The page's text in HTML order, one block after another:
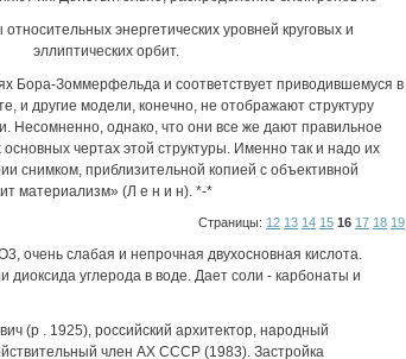
энергетических уровней круговых и
эллиптических ор­бит.
Бора-Зоммерфельда и соответствует приводившемуся в
и другие модели, ко­нечно, не отображают структуру
Несом­ненно, однако, что они все же дают правильное
чертах этой структуры. Именно так и надо их
снимком, приблизительной копией с объективной
материализм» (Л е н и н). *-*
Страницы: 12 13 14 15 16 17 18 19
слабая и непрочная двухосновная кислота.
диоксида углерода в воде. Дает соли - карбонаты и
(р . 1925), российский архитектор, народный
член АХ СССР (1983). Застройка